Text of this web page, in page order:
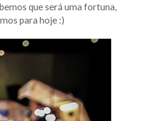
que será uma fortuna,
para hoje :)